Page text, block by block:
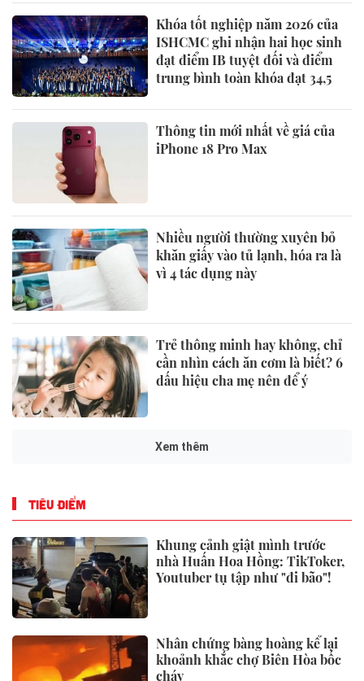
Khóa tốt nghiệp năm 2026 của
ISHCMC ghi nhận hai học sinh
đạt điểm IB tuyệt đối và điểm
trung bình toàn khóa đạt 34,5
Thông tin mới nhất về giá của
iPhone 18 Pro Max
Nhiều người thường xuyên bỏ
khăn giấy vào tủ lạnh, hóa ra là
vì 4 tác dụng này
Trẻ thông minh hay không, chỉ
cần nhìn cách ăn cơm là biết? 6
dấu hiệu cha mẹ nên để ý
Xem thêm
TIÊU ĐIỂM
Khung cảnh giật mình trước
nhà Huấn Hoa Hồng: TikToker,
Youtuber tụ tập như "đi bão"!
Nhân chứng bàng hoàng kể lại
khoảnh khắc chợ Biên Hòa bốc
cháy